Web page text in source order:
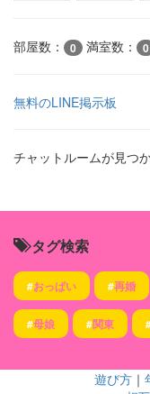
部屋数： 0 満室数： 0
無料のLINE掲示板
チャットルームが見つ
タグ検索
#おっぱい #再婚
#母娘 #関東
遊び方 ｜